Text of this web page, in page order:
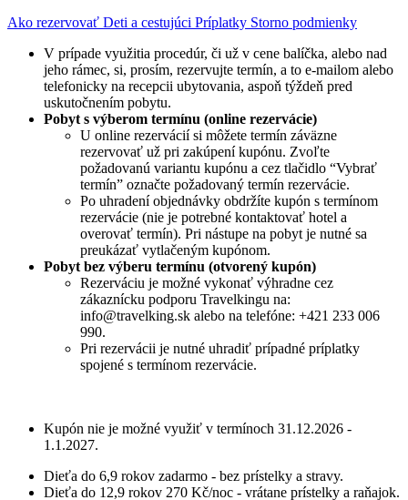
Ako rezervovať Deti a cestujúci Príplatky Storno podmienky
V prípade využitia procedúr, či už v cene balíčka, alebo nad
jeho rámec, si, prosím, rezervujte termín, a to e-mailom alebo
telefonicky na recepcii ubytovania, aspoň týždeň pred
uskutočnením pobytu.
Pobyt s výberom termínu (online rezervácie)
U online rezervácií si môžete termín záväzne
rezervovať už pri zakúpení kupónu. Zvoľte
požadovanú variantu kupónu a cez tlačidlo “Vybrať
termín” označte požadovaný termín rezervácie.
Po uhradení objednávky obdržíte kupón s termínom
rezervácie (nie je potrebné kontaktovať hotel a
overovať termín). Pri nástupe na pobyt je nutné sa
preukázať vytlačeným kupónom.
Pobyt bez výberu termínu (otvorený kupón)
Rezerváciu je možné vykonať výhradne cez
zákaznícku podporu Travelkingu na:
info@travelking.sk alebo na telefóne: +421 233 006
990.
Pri rezervácii je nutné uhradiť prípadné príplatky
spojené s termínom rezervácie.
Kupón nie je možné využiť v termínoch 31.12.2026 -
1.1.2027.
Dieťa do 6,9 rokov zadarmo - bez prístelky a stravy.
Dieťa do 12,9 rokov 270 Kč/noc - vrátane prístelky a raňajok.